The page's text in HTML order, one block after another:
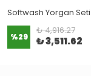
%29
₺ 4,916.27
₺ 3,511.62